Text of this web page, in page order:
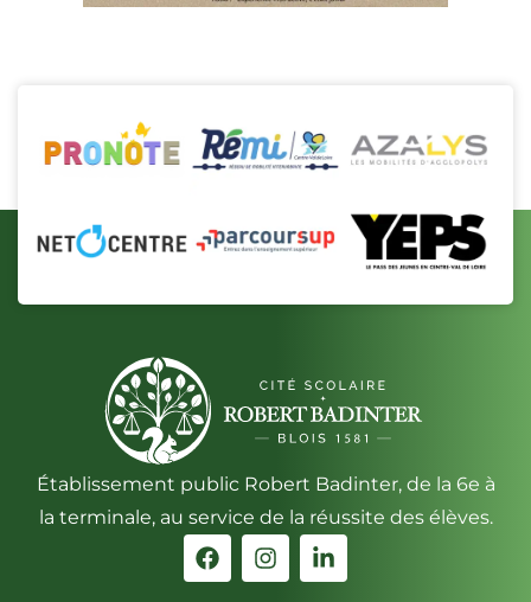
Établissement public Robert Badinter, de la 6e à
la terminale, au service de la réussite des élèves.